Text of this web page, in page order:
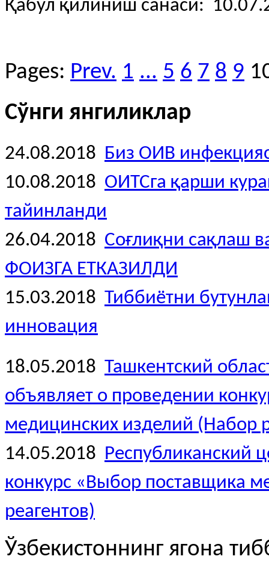
Қабул қилиниш санаси:
Pages: Prev. 1 ... 5 6 7 8 9
Сўнги янгиликлар
24.08.2018 Биз ОИВ
10.08.2018 ОИТСга қарши
тайинланди
26.04.2018 Соғлиқни сақлаш
ФОИЗГА ЕТКАЗИЛДИ
15.03.2018 Тиббиётни
инновация
18.05.2018 Ташкентский
объявляет о проведении
медицинских изделий (Набор
14.05.2018 Республиканский
конкурс «Выбор поставщика
реагентов)
Ўзбекистоннинг ягона